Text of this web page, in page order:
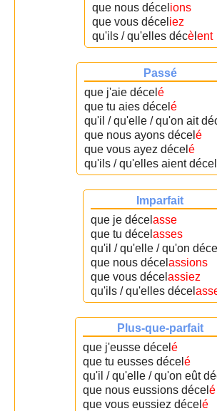
que nous décel ions
que vous décel iez
qu'ils / qu'elles décèl ent
Passé
que j'aie décel é
que tu aies décel é
qu'il / qu'elle / qu'on ait
que nous ayons décel é
que vous ayez décel é
qu'ils / qu'elles aient décel
Imparfait
que je décel asse
que tu décel asses
qu'il / qu'elle / qu'on décel
que nous décel assions
que vous décel assiez
qu'ils / qu'elles décel
Plus-que-parfait
que j'eusse décel é
que tu eusses décel é
qu'il / qu'elle / qu'on eût
que nous eussions décel é
que vous eussiez décel é